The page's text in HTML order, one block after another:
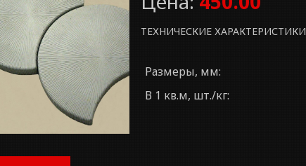
ТЕХНИЧЕСКИЕ ХАРАКТЕРИСТИКИ
Размеры, мм:
В 1 кв.м, шт./кг: